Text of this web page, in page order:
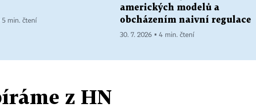
5 min. čtení
amerických modelů a
obcházením naivní regulace
30. 7. 2026 ▪ 4 min. čtení
z HN